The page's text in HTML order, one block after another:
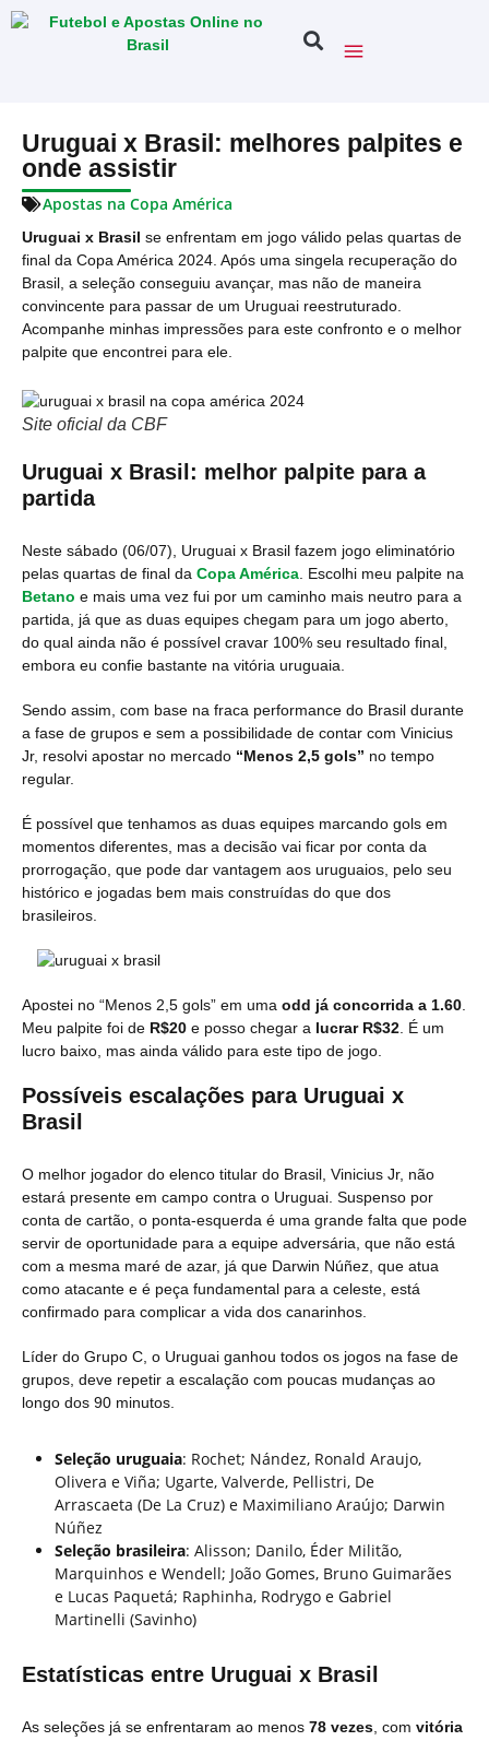
Uruguai x Brasil: melhores palpites e
onde assistir
Apostas na Copa América
Uruguai x Brasil se enfrentam em jogo válido pelas quartas de
final da Copa América 2024. Após uma singela recuperação do
Brasil, a seleção conseguiu avançar, mas não de maneira
convincente para passar de um Uruguai reestruturado.
Acompanhe minhas impressões para este confronto e o melhor
palpite que encontrei para ele.
Site oficial da CBF
Uruguai x Brasil: melhor palpite para a
partida
Neste sábado (06/07), Uruguai x Brasil fazem jogo eliminatório
pelas quartas de final da Copa América . Escolhi meu palpite na
Betano e mais uma vez fui por um caminho mais neutro para a
partida, já que as duas equipes chegam para um jogo aberto,
do qual ainda não é possível cravar 100% seu resultado final,
embora eu confie bastante na vitória uruguaia.
Sendo assim, com base na fraca performance do Brasil durante
a fase de grupos e sem a possibilidade de contar com Vinicius
Jr, resolvi apostar no mercado “Menos 2,5 gols” no tempo
regular.
É possível que tenhamos as duas equipes marcando gols em
momentos diferentes, mas a decisão vai ficar por conta da
prorrogação, que pode dar vantagem aos uruguaios, pelo seu
histórico e jogadas bem mais construídas do que dos
brasileiros.
Apostei no “Menos 2,5 gols” em uma odd já concorrida a 1.60
Meu palpite foi de R$20 e posso chegar a lucrar R$32 . É um
lucro baixo, mas ainda válido para este tipo de jogo.
Possíveis escalações para Uruguai x
Brasil
O melhor jogador do elenco titular do Brasil, Vinicius Jr, não
estará presente em campo contra o Uruguai. Suspenso por
conta de cartão, o ponta-esquerda é uma grande falta que pode
servir de oportunidade para a equipe adversária, que não está
com a mesma maré de azar, já que Darwin Núñez, que atua
como atacante e é peça fundamental para a celeste, está
confirmado para complicar a vida dos canarinhos.
Líder do Grupo C, o Uruguai ganhou todos os jogos na fase de
grupos, deve repetir a escalação com poucas mudanças ao
longo dos 90 minutos.
Seleção uruguaia: Rochet; Nández, Ronald Araujo,
Olivera e Viña; Ugarte, Valverde, Pellistri, De
Arrascaeta (De La Cruz) e Maximiliano Araújo; Darwin
Núñez
Seleção brasileira: Alisson; Danilo, Éder Militão,
Marquinhos e Wendell; João Gomes, Bruno Guimarães
e Lucas Paquetá; Raphinha, Rodrygo e Gabriel
Martinelli (Savinho)
Estatísticas entre Uruguai x Brasil
As seleções já se enfrentaram ao menos 78 vezes , com vitória